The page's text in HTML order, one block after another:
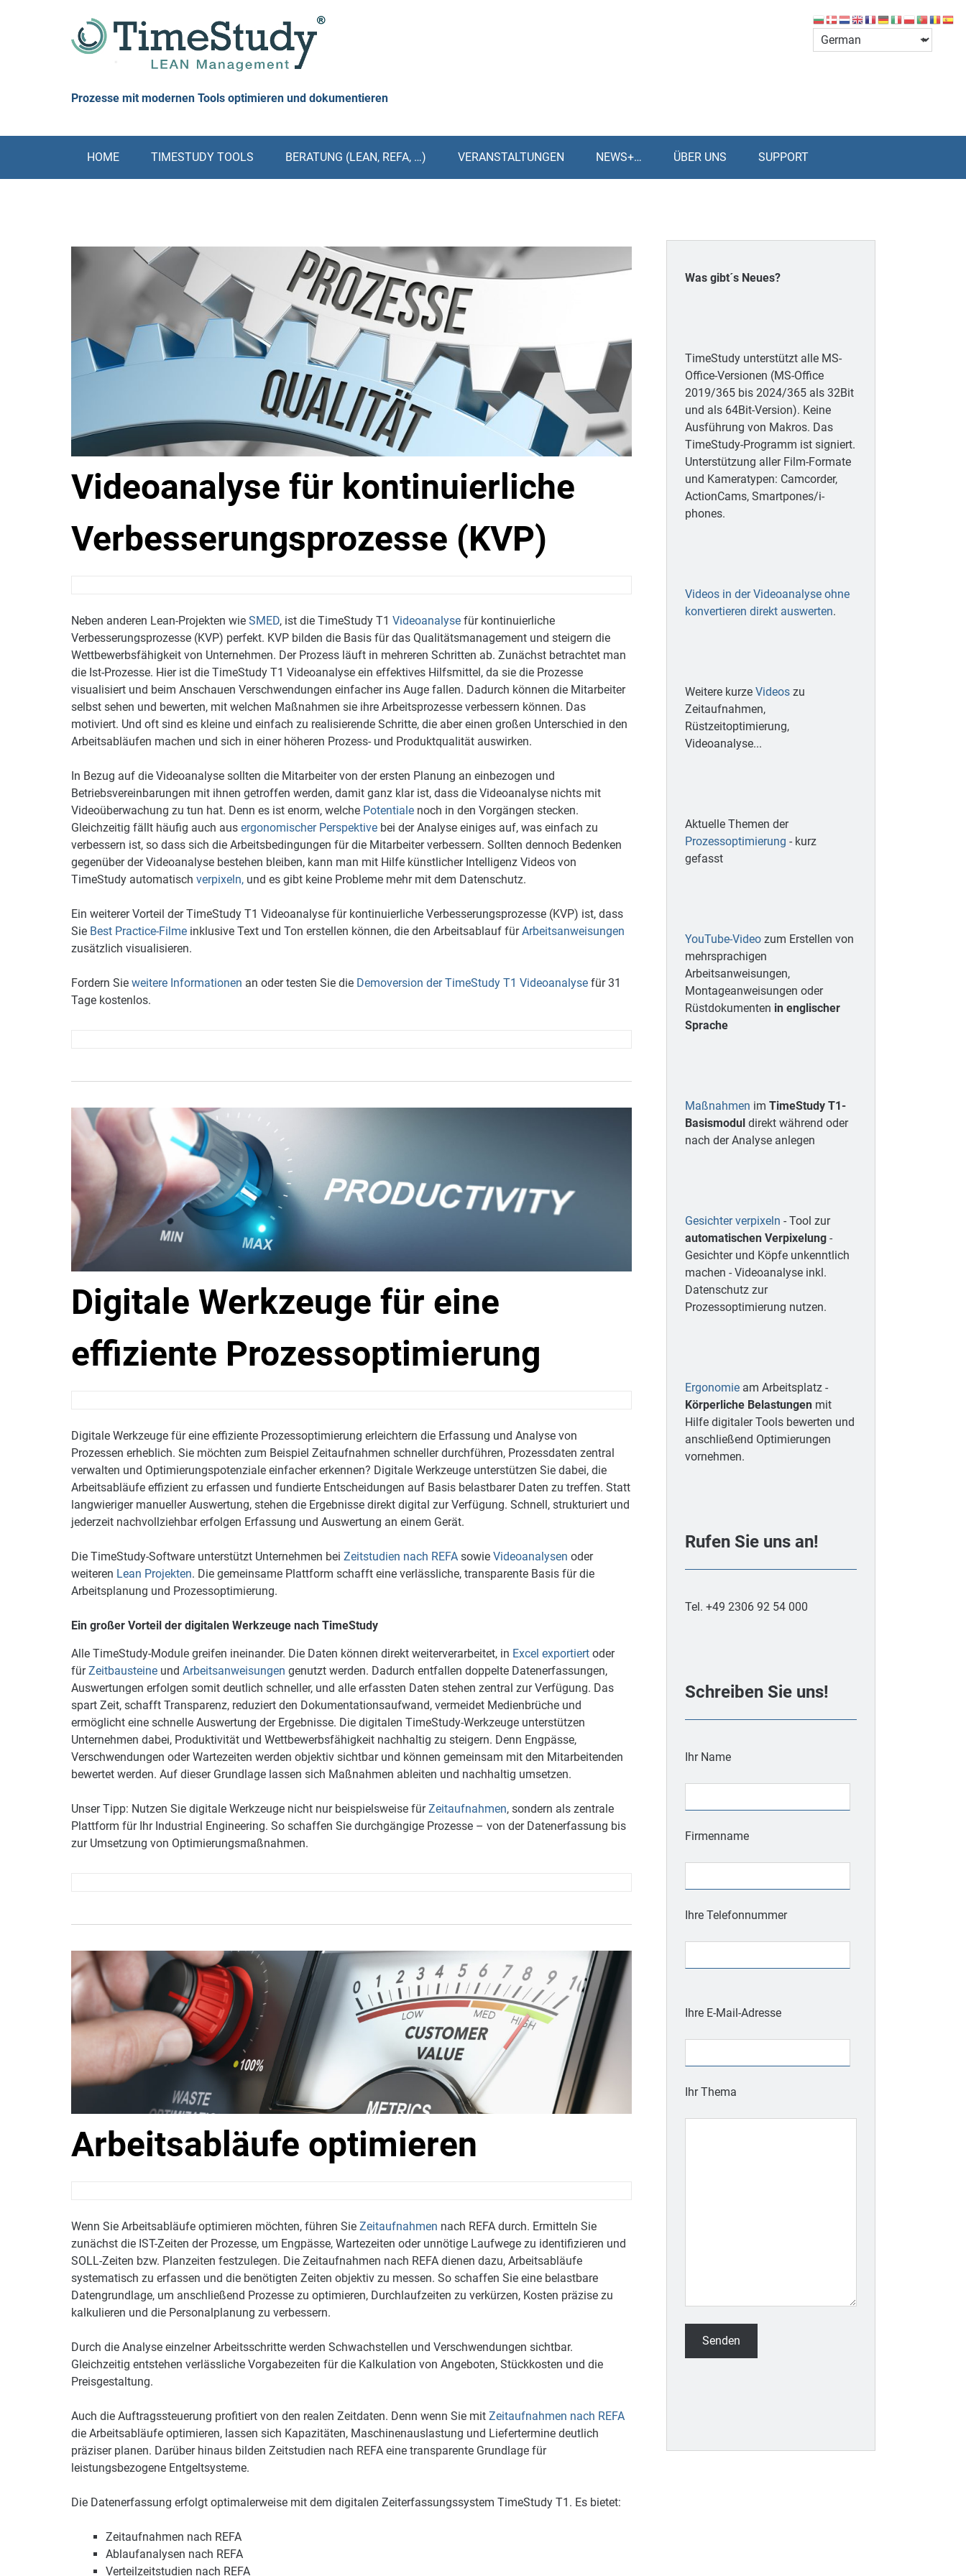
Prozesse mit modernen Tools optimieren und dokumentieren
HOME TIMESTUDY TOOLS BERATUNG (LEAN, REFA, …) VERANSTALTUNGEN NEWS+… ÜBER UNS SUPPORT
Videoanalyse für kontinuierliche
Verbesserungsprozesse (KVP)
Neben anderen Lean-Projekten wie SMED, ist die TimeStudy T1 Videoanalysefür kontinuierliche
Verbesserungsprozesse (KVP) perfekt. KVP bilden die Basis für das Qualitätsmanagement und steigern die
Wettbewerbsfähigkeit von Unternehmen. Der Prozess läuft in mehreren Schritten ab. Zunächst betrachtet man
die Ist-Prozesse. Hier ist die TimeStudy T1 Videoanalyse ein effektives Hilfsmittel, da sie die Prozesse
visualisiert und beim Anschauen Verschwendungen einfacher ins Auge fallen. Dadurch können die Mitarbeiter
selbst sehen und bewerten, mit welchen Maßnahmen sie ihre Arbeitsprozesse verbessern können. Das
motiviert. Und oft sind es kleine und einfach zu realisierende Schritte, die aber einen großen Unterschied in den
Arbeitsabläufen machen und sich in einer höheren Prozess- und Produktqualität auswirken.
In Bezug auf die Videoanalyse sollten die Mitarbeiter von der ersten Planung an einbezogen und
Betriebsvereinbarungen mit ihnen getroffen werden, damit ganz klar ist, dass die Videoanalyse nichts mit
Videoüberwachung zu tun hat. Denn es ist enorm, welche Potentialenoch in den Vorgängen stecken.
Gleichzeitig fällt häufig auch aus ergonomischer Perspektivebei der Analyse einiges auf, was einfach zu
verbessern ist, so dass sich die Arbeitsbedingungen für die Mitarbeiter verbessern. Sollten dennoch Bedenken
gegenüber der Videoanalyse bestehen bleiben, kann man mit Hilfe künstlicher Intelligenz Videos von
TimeStudy automatisch verpixeln, und es gibt keine Probleme mehr mit dem Datenschutz.
Ein weiterer Vorteil der TimeStudy T1 Videoanalyse für kontinuierliche Verbesserungsprozesse (KVP) ist, dass
Sie Best Practice-Filmeinklusive Text und Ton erstellen können, die den Arbeitsablauf fürArbeitsanweisungen
zusätzlich visualisieren.
Fordern Sie weitere Informationen an oder testen Sie die Demoversion der TimeStudy T1 Videoanalysefür 31
Tage kostenlos.
Digitale Werkzeuge für eine
effiziente Prozessoptimierung
Digitale Werkzeuge für eine effiziente Prozessoptimierung erleichtern die Erfassung und Analyse von
Prozessen erheblich. Sie möchten zum Beispiel Zeitaufnahmen schneller durchführen, Prozessdaten zentral
verwalten und Optimierungspotenziale einfacher erkennen? Digitale Werkzeuge unterstützen Sie dabei, die
Arbeitsabläufe effizient zu erfassen und fundierte Entscheidungen auf Basis belastbarer Daten zu treffen. Statt
langwieriger manueller Auswertung, stehen die Ergebnisse direkt digital zur Verfügung. Schnell, strukturiert und
jederzeit nachvollziehbar erfolgen Erfassung und Auswertung an einem Gerät.
Die TimeStudy-Software unterstützt Unternehmen bei Zeitstudien nach REFAsowie Videoanalysen oder
weiteren Lean Projekten. Die gemeinsame Plattform schafft eine verlässliche, transparente Basis für die
Arbeitsplanung und Prozessoptimierung.
Ein großer Vorteil der digitalen Werkzeuge nach TimeStudy
Alle TimeStudy-Module greifen ineinander. Die Daten können direkt weiterverarbeitet, in Excel exportiertoder
fürZeitbausteineund Arbeitsanweisungen genutzt werden. Dadurch entfallen doppelte Datenerfassungen,
Auswertungen erfolgen somit deutlich schneller, und alle erfassten Daten stehen zentral zur Verfügung. Das
spart Zeit, schafft Transparenz, reduziert den Dokumentationsaufwand, vermeidet Medienbrüche und
ermöglicht eine schnelle Auswertung der Ergebnisse. Die digitalen TimeStudy-Werkzeuge unterstützen
Unternehmen dabei, Produktivität und Wettbewerbsfähigkeit nachhaltig zu steigern. Denn Engpässe,
Verschwendungen oder Wartezeiten werden objektiv sichtbar und können gemeinsam mit den Mitarbeitenden
bewertet werden. Auf dieser Grundlage lassen sich Maßnahmen ableiten und nachhaltig umsetzen.
Unser Tipp: Nutzen Sie digitale Werkzeuge nicht nur beispielsweise fürZeitaufnahmen, sondern als zentrale
Plattform für Ihr Industrial Engineering. So schaffen Sie durchgängige Prozesse – von der Datenerfassung bis
zur Umsetzung von Optimierungsmaßnahmen.
Arbeitsabläufe optimieren
Wenn Sie Arbeitsabläufe optimieren möchten, führen Sie Zeitaufnahmen nach REFA durch. Ermitteln Sie
zunächst die IST-Zeiten der Prozesse, um Engpässe, Wartezeiten oder unnötige Laufwege zu identifizieren und
SOLL-Zeiten bzw. Planzeiten festzulegen. Die Zeitaufnahmen nach REFA dienen dazu, Arbeitsabläufe
systematisch zu erfassen und die benötigten Zeiten objektiv zu messen. So schaffen Sie eine belastbare
Datengrundlage, um anschließend Prozesse zu optimieren, Durchlaufzeiten zu verkürzen, Kosten präzise zu
kalkulieren und die Personalplanung zu verbessern.
Durch die Analyse einzelner Arbeitsschritte werden Schwachstellen und Verschwendungen sichtbar.
Gleichzeitig entstehen verlässliche Vorgabezeiten für die Kalkulation von Angeboten, Stückkosten und die
Preisgestaltung.
Auch die Auftragssteuerung profitiert von den realen Zeitdaten. Denn wenn Sie mit Zeitaufnahmen nach REFA
die Arbeitsabläufe optimieren, lassen sich Kapazitäten, Maschinenauslastung und Liefertermine deutlich
präziser planen. Darüber hinaus bilden Zeitstudien nach REFA eine transparente Grundlage für
leistungsbezogene Entgeltsysteme.
Die Datenerfassung erfolgt optimalerweise mit dem digitalen Zeiterfassungssystem TimeStudy T1. Es bietet:
Zeitaufnahmen nach REFA
Ablaufanalysen nach REFA
Verteilzeitstudien nach REFA
Was gibt´s Neues?
TimeStudy unterstützt alle MS-
Office-Versionen (MS-Office
2019/365 bis 2024/365 als 32Bit
und als 64Bit-Version). Keine
Ausführung von Makros. Das
TimeStudy-Programm ist signiert.
Unterstützung aller Film-Formate
und Kameratypen: Camcorder,
ActionCams, Smartpones/i-
phones.
Videos in der Videoanalyse ohne
konvertieren direkt auswerten.
Weitere kurze Videoszu
Zeitaufnahmen,
Rüstzeitoptimierung,
Videoanalyse...
Aktuelle Themen der
Prozessoptimierung - kurz
gefasst
YouTube-Videozum Erstellen von
mehrsprachigen
Arbeitsanweisungen,
Montageanweisungen oder
Rüstdokumenten in englischer
Sprache
Maßnahmen im TimeStudy T1-
Basismoduldirekt während oder
nach der Analyse anlegen
Gesichter verpixeln - Tool zur
automatischen Verpixelung-
Gesichter und Köpfe unkenntlich
machen - Videoanalyse inkl.
Datenschutz zur
Prozessoptimierung nutzen.
Ergonomieam Arbeitsplatz -
Körperliche Belastungenmit
Hilfe digitaler Tools bewerten und
anschließend Optimierungen
vornehmen.
Rufen Sie uns an!
Tel. +49 2306 92 54 000
Schreiben Sie uns!
Ihr Name
Firmenname
Ihre Telefonnummer
lasse
leer.
Ihre E-Mail-Adresse
Ihr Thema